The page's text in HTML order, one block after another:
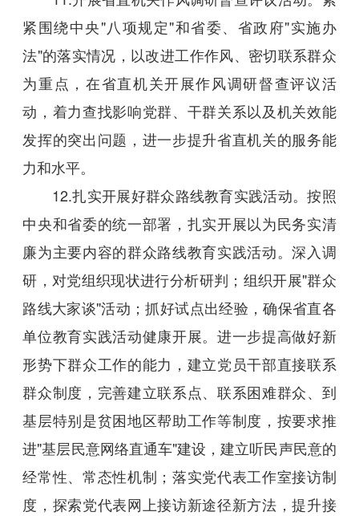
紧围绕中央"八项规定"和省委、省政府"实施办
法"的落实情况，以改进工作作风、密切联系群众
为重点，在省直机关开展作风调研督查评议活
动，着力查找影响党群、干群关系以及机关效能
发挥的突出问题，进一步提升省直机关的服务能
力和水平。
12.扎实开展好群众路线教育实践活动。按照
中央和省委的统一部署，扎实开展以为民务实清
廉为主要内容的群众路线教育实践活动。深入调
研，对党组织现状进行分析研判；组织开展"群众
路线大家谈"活动；抓好试点出经验，确保省直各
单位教育实践活动健康开展。进一步提高做好新
形势下群众工作的能力，建立党员干部直接联系
群众制度，完善建立联系点、联系困难群众、到
基层特别是贫困地区帮助工作等制度，按要求推
进"基层民意网络直通车"建设，建立听民声民意的
经常性、常态性机制；落实党代表工作室接访制
度，探索党代表网上接访新途径新方法，提升接